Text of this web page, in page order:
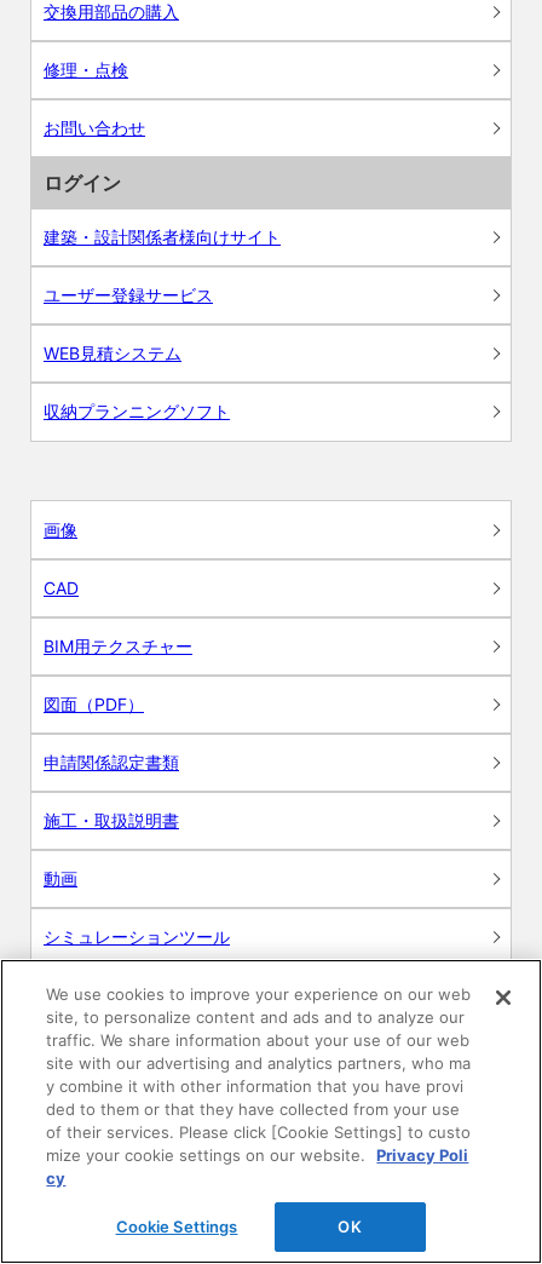
交換用部品の購入
修理・点検
お問い合わせ
ログイン
建築・設計関係者様向けサイト
ユーザー登録サービス
WEB見積システム
収納プランニングソフト
画像
CAD
BIM用テクスチャー
図面（PDF）
申請関係認定書類
施工・取扱説明書
動画
シミュレーションツール
24時間換気システム〈エアスマート〉
簡易設計見積ソフト
R&Dセンター環境測定・分析サービス
商品マスター申し込み
We use cookies to improve your experience on our web
site, to personalize content and ads and to analyze our
traffic. We share information about your use of our web
site with our advertising and analytics partners, who ma
y combine it with other information that you have provi
ded to them or that they have collected from your use
of their services. Please click [Cookie Settings] to custo
mize your cookie settings on our website.
Privacy Poli
cy
Cookie Settings OK